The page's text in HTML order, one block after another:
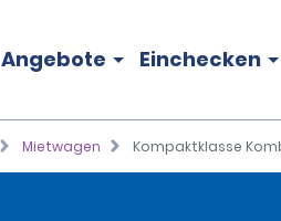
Angebote Einchecken
Mietwagen Kompaktklasse